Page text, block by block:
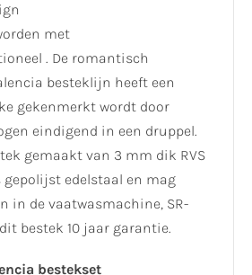
met
. De romantisch
besteklijn heeft een
gekenmerkt wordt door
eindigend in een druppel.
gemaakt van 3 mm dik RVS
gepolijst edelstaal en mag
in de vaatwasmachine, SR-
bestek 10 jaar garantie.
bestekset